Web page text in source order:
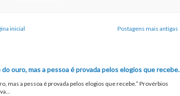
Postagens mais antigas
inicial
ouro, mas a pessoa é provada pelos elogios que recebe.
mas a pessoa é provada pelos elogios que recebe.” Provérbios